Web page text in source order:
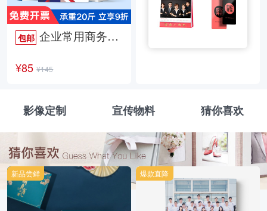
包邮 企业常用商务手提袋
¥85 ¥145
影像定制 宣传物料 猜你喜欢
新品尝鲜 爆款直降